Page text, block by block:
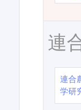
連
連合
学研